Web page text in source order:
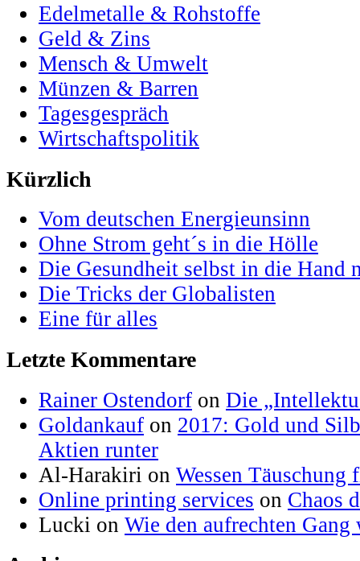
Edelmetalle & Rohstoffe
Geld & Zins
Mensch & Umwelt
Münzen & Barren
Tagesgespräch
Wirtschaftspolitik
Kürzlich
Vom deutschen Energieunsinn
Ohne Strom geht´s in die Hölle
Die Gesundheit selbst in die Hand
Die Tricks der Globalisten
Eine für alles
Letzte Kommentare
Rainer Ostendorf on Die
Goldankauf on 2017: Gold und
Aktien runter
Al-Harakiri on Wessen
Online printing services on Chaos
Lucki on Wie den aufrechten